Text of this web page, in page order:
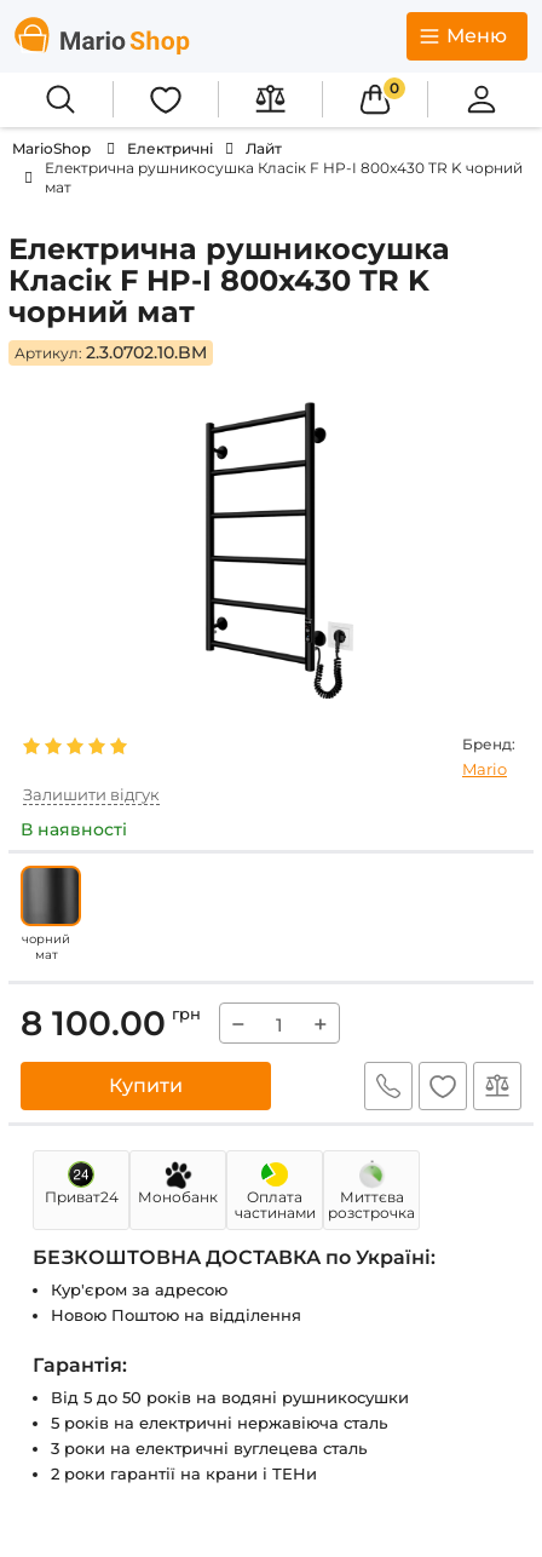
Меню
0
MarioShop Електричні
Лайт
Електрична рушникосушка Класік F HP-I 800x430 TR K чорний
мат
Електрична рушникосушка
Класік F HP-I 800x430 TR K
чорний мат
Артикул: 2.3.0702.10.BM
Бренд:
Mario
Залишити відгук
В наявності
чорний
мат
8 100.00 грн − +
Купити
Приват24 Монобанк
Оплата
частинами
Миттєва
розстрочка
БЕЗКОШТОВНА ДОСТАВКА по Україні:
Кур'єром за адресою
Новою Поштою на відділення
Гарантія:
Від 5 до 50 років на водяні рушникосушки
5 років на електричні нержавіюча сталь
3 роки на електричні вуглецева сталь
2 роки гарантії на крани і ТЕНи